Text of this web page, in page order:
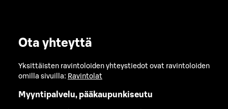
Ota yhteyttä
Yksittäisten ravintoloiden yhteystiedot ovat ravintoloiden
omilla sivuilla: Ravintolat
Myyntipalvelu, pääkaupunkiseutu